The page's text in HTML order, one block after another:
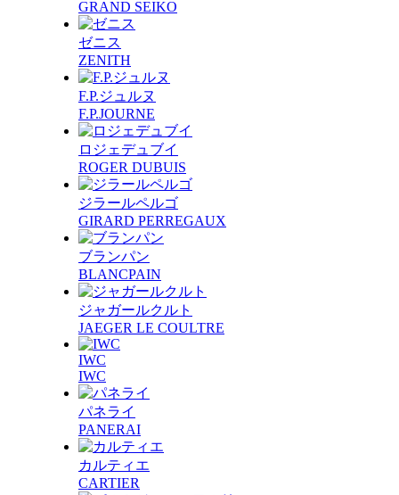
GRAND SEIKO
ゼニス
ZENITH
F.P.ジュルヌ
F.P.JOURNE
ロジェデュブイ
ROGER DUBUIS
ジラールペルゴ
GIRARD PERREGAUX
ブランパン
BLANCPAIN
ジャガールクルト
JAEGER LE COULTRE
IWC
IWC
パネライ
PANERAI
カルティエ
CARTIER